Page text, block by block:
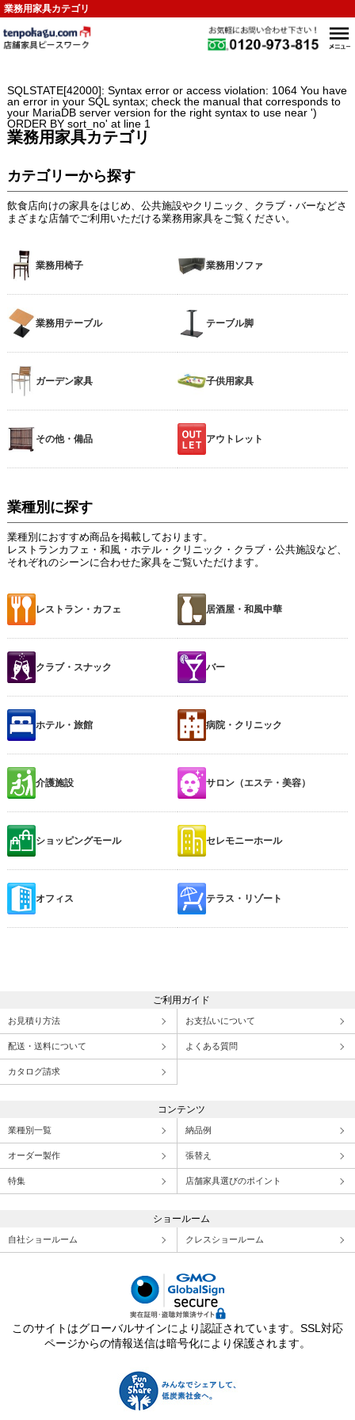
業務用家具カテゴリ
SQLSTATE[42000]: Syntax error or access violation: 1064 You have
an error in your SQL syntax; check the manual that corresponds to
your MariaDB server version for the right syntax to use near ')
ORDER BY sort_no' at line 1
業務用家具カテゴリ
カテゴリーから探す
飲食店向けの家具をはじめ、公共施設やクリニック、クラブ・バーなどさ
まざまな店舗でご利用いただける業務用家具をご覧ください。
業務用椅子 業務用ソファ
業務用テーブル テーブル脚
ガーデン家具 子供用家具
その他・備品 アウトレット
業種別に探す
業種別におすすめ商品を掲載しております。
レストランカフェ・和風・ホテル・クリニック・クラブ・公共施設など、
それぞれのシーンに合わせた家具をご覧いただけます。
レストラン・カフェ 居酒屋・和風中華
クラブ・スナック バー
ホテル・旅館 病院・クリニック
介護施設 サロン（エステ・美容）
ショッピングモール セレモニーホール
オフィス テラス・リゾート
ご利用ガイド
お見積り方法 お支払いについて
配送・送料について よくある質問
カタログ請求
コンテンツ
業種別一覧 納品例
オーダー製作 張替え
特集 店舗家具選びのポイント
ショールーム
自社ショールーム クレスショールーム
このサイトはグローバルサインにより認証されています。SSL対応
ページからの情報送信は暗号化により保護されます。